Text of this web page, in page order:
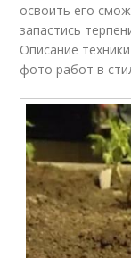
освоить его
запастись
Описание
фото работ в